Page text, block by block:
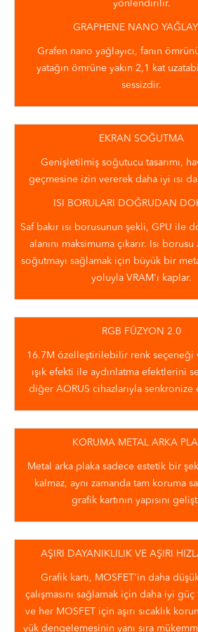
yönlendirilir.
GRAPHENE NANO
Grafen nano yağlayıcı, fanın
yatağın ömrüne yakın 2,1 kat
sessizdir.
EKRAN SOĞUTMA
Genişletilmiş soğutucu tasarımı,
geçmesine izin vererek daha iyi ısı
ISI BORULARI DOĞRUDAN
Saf bakır ısı borusunun şekli, GPU ile
alanını maksimuma çıkarır. Isı borusu
soğutmayı sağlamak için büyük bir
yoluyla VRAM'ı kaplar.
RGB FÜZYON 2.0
16.7M özelleştirilebilir renk seçeneği
ışık efekti ile aydınlatma efektlerini
diğer AORUS cihazlarıyla
KORUMA METAL ARKA
Metal arka plaka sadece estetik bir
kalmaz, aynı zamanda tam koruma
grafik kartının yapısını
AŞIRI DAYANIKLILIK VE AŞIRI
Grafik kartı, MOSFET'in daha düşük
çalışmasını sağlamak için daha iyi güç
ve her MOSFET için aşırı sıcaklık
yük dengelemesinin yanı sıra